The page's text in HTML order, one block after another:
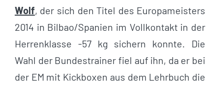
Wolf, der sich den Titel des Europameisters
2014 in Bilbao/Spanien im Vollkontakt in der
Herrenklasse -57 kg sichern konnte. Die
Wahl der Bundestrainer fiel auf ihn, da er bei
der EM mit Kickboxen aus dem Lehrbuch die